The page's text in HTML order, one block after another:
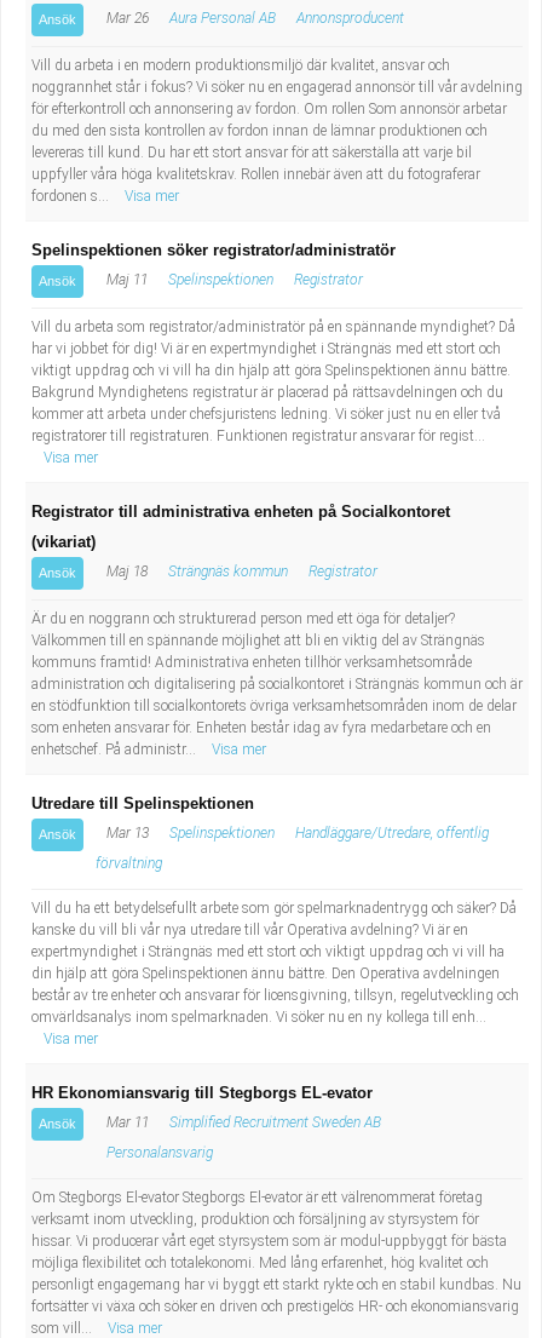
Administrativ assistent
Lärare i gymnasiet
Ansök Mar 26 Aura Personal AB Annonsproducent
Vill du arbeta i en modern produktionsmiljö där kvalitet, ansvar och
noggrannhet står i fokus? Vi söker nu en engagerad annonsör till vår avdelning
för efterkontroll och annonsering av fordon. Om rollen Som annonsör arbetar
du med den sista kontrollen av fordon innan de lämnar produktionen och
levereras till kund. Du har ett stort ansvar för att säkerställa att varje bil
uppfyller våra höga kvalitetskrav. Rollen innebär även att du fotograferar
fordonen s...
Visa mer
Spelinspektionen söker registrator/administratör
Ansök Maj 11 Spelinspektionen Registrator
Vill du arbeta som registrator/administratör på en spännande myndighet? Då
har vi jobbet för dig! Vi är en expertmyndighet i Strängnäs med ett stort och
viktigt uppdrag och vi vill ha din hjälp att göra Spelinspektionen ännu bättre.
Bakgrund Myndighetens registratur är placerad på rättsavdelningen och du
kommer att arbeta under chefsjuristens ledning. Vi söker just nu en eller två
registratorer till registraturen. Funktionen registratur ansvarar för regist...
Visa mer
Registrator till administrativa enheten på Socialkontoret
(vikariat)
Ansök Maj 18 Strängnäs kommun Registrator
Är du en noggrann och strukturerad person med ett öga för detaljer?
Välkommen till en spännande möjlighet att bli en viktig del av Strängnäs
kommuns framtid! Administrativa enheten tillhör verksamhetsområde
administration och digitalisering på socialkontoret i Strängnäs kommun och är
en stödfunktion till socialkontorets övriga verksamhetsområden inom de delar
som enheten ansvarar för. Enheten består idag av fyra medarbetare och en
enhetschef. På administr...
Visa mer
Utredare till Spelinspektionen
Ansök Mar 13 Spelinspektionen
Handläggare/Utredare, offentlig
förvaltning
Vill du ha ett betydelsefullt arbete som gör spelmarknadentrygg och säker? Då
kanske du vill bli vår nya utredare till vår Operativa avdelning? Vi är en
expertmyndighet i Strängnäs med ett stort och viktigt uppdrag och vi vill ha
din hjälp att göra Spelinspektionen ännu bättre. Den Operativa avdelningen
består av tre enheter och ansvarar för licensgivning, tillsyn, regelutveckling och
omvärldsanalys inom spelmarknaden. Vi söker nu en ny kollega till enh...
Visa mer
HR Ekonomiansvarig till Stegborgs EL-evator
Ansök Mar 11
Simplified Recruitment Sweden AB
Personalansvarig
Om Stegborgs El-evator Stegborgs El-evator är ett välrenommerat företag
verksamt inom utveckling, produktion och försäljning av styrsystem för
hissar. Vi producerar vårt eget styrsystem som är modul-uppbyggt för bästa
möjliga flexibilitet och totalekonomi. Med lång erfarenhet, hög kvalitet och
personligt engagemang har vi byggt ett starkt rykte och en stabil kundbas. Nu
fortsätter vi växa och söker en driven och prestigelös HR- och ekonomiansvarig
som vill...
Visa mer